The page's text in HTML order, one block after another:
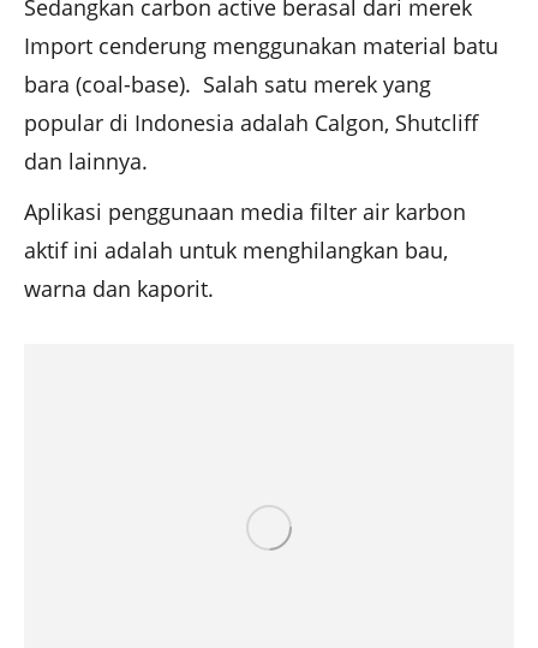
Sedangkan carbon active berasal dari merek
Import cenderung menggunakan material batu
bara (coal-base). Salah satu merek yang
popular di Indonesia adalah Calgon, Shutcliff
dan lainnya.
Aplikasi penggunaan media filter air karbon
aktif ini adalah untuk menghilangkan bau,
warna dan kaporit.